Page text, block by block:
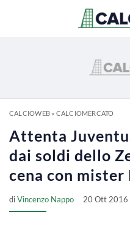
CALCIOWEB» CALCIOMERCATO
Attenta
dai soldi dello
cena con mister
diVincenzo Nappo 20 Ott 2016